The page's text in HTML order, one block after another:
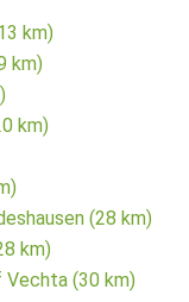
km)
km)
km)
(28 km)
km)
(30 km)